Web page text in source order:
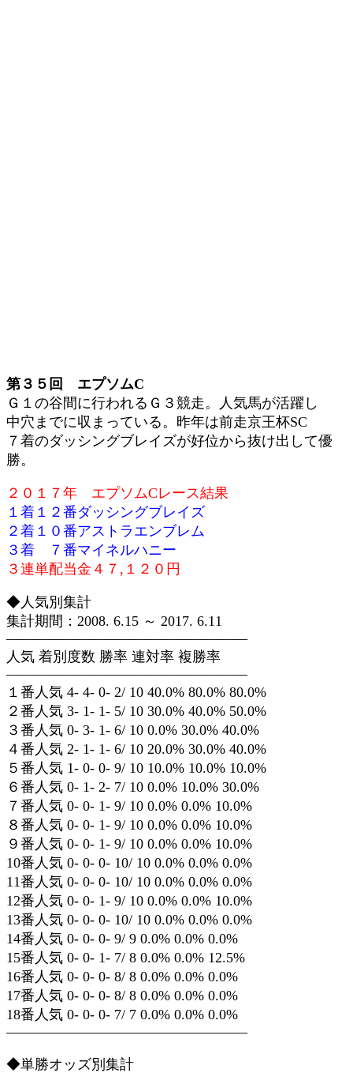
第３５回 エプソムC
Ｇ１の谷間に行われるＧ３競走。人気馬が活躍し
中穴までに収まっている。昨年は前走京王杯SC
７着のダッシングブレイズが好位から抜け出して優
勝。
２０１７年 エプソムCレース結果
１着１２番ダッシングブレイズ
２着１０番アストラエンブレム
３着 ７番マイネルハニー
３連単配当金４７,１２０円
◆人気別集計
集計期間：2008. 6.15 ～ 2017. 6.11
—————————————————
人気 着別度数 勝率 連対率 複勝率
—————————————————
１番人気 4- 4- 0- 2/ 10 40.0% 80.0% 80.0%
２番人気 3- 1- 1- 5/ 10 30.0% 40.0% 50.0%
３番人気 0- 3- 1- 6/ 10 0.0% 30.0% 40.0%
４番人気 2- 1- 1- 6/ 10 20.0% 30.0% 40.0%
５番人気 1- 0- 0- 9/ 10 10.0% 10.0% 10.0%
６番人気 0- 1- 2- 7/ 10 0.0% 10.0% 30.0%
７番人気 0- 0- 1- 9/ 10 0.0% 0.0% 10.0%
８番人気 0- 0- 1- 9/ 10 0.0% 0.0% 10.0%
９番人気 0- 0- 1- 9/ 10 0.0% 0.0% 10.0%
10番人気 0- 0- 0- 10/ 10 0.0% 0.0% 0.0%
11番人気 0- 0- 0- 10/ 10 0.0% 0.0% 0.0%
12番人気 0- 0- 1- 9/ 10 0.0% 0.0% 10.0%
13番人気 0- 0- 0- 10/ 10 0.0% 0.0% 0.0%
14番人気 0- 0- 0- 9/ 9 0.0% 0.0% 0.0%
15番人気 0- 0- 1- 7/ 8 0.0% 0.0% 12.5%
16番人気 0- 0- 0- 8/ 8 0.0% 0.0% 0.0%
17番人気 0- 0- 0- 8/ 8 0.0% 0.0% 0.0%
18番人気 0- 0- 0- 7/ 7 0.0% 0.0% 0.0%
—————————————————
◆単勝オッズ別集計